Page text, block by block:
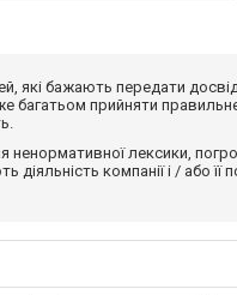
які бажають передати
багатьом прийняти
ненормативної лексики,
діяльність компанії і / або